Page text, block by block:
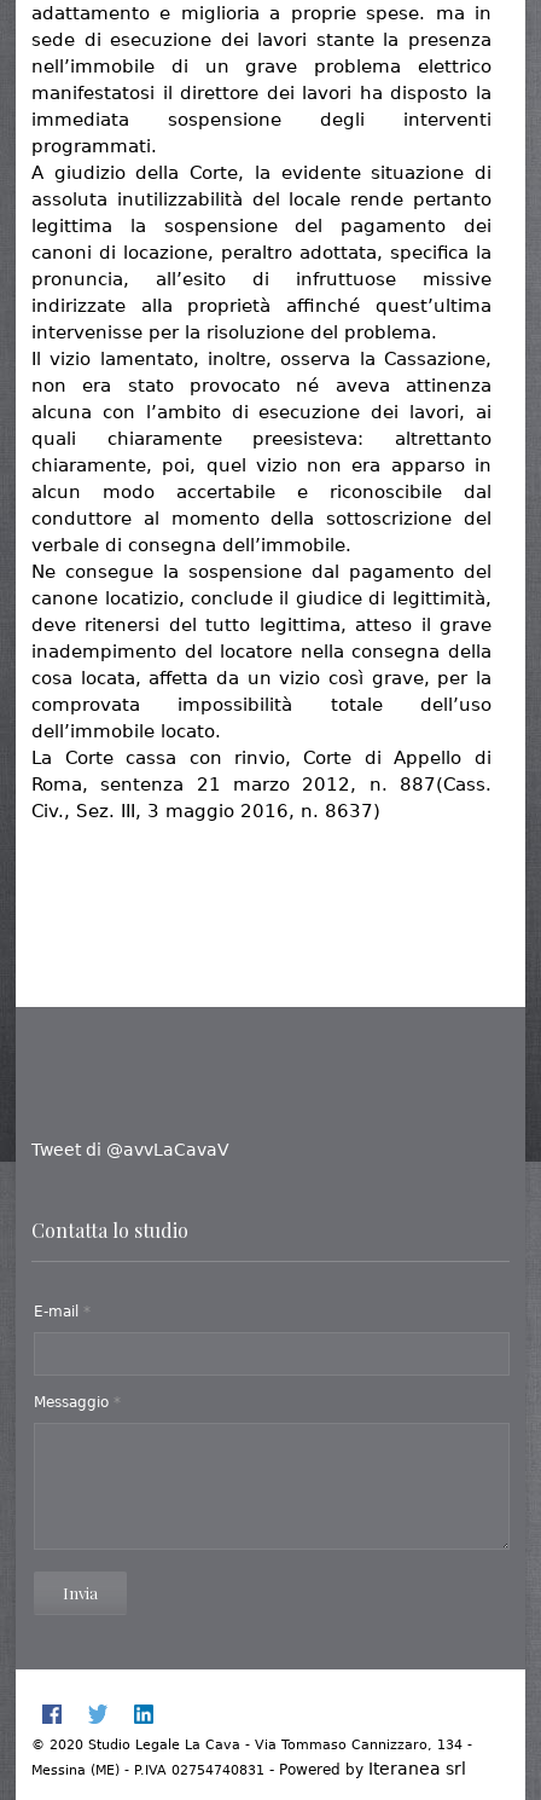
adattamento e miglioria a proprie spese. ma in
sede di esecuzione dei lavori stante la presenza
nell’immobile di un grave problema elettrico
manifestatosi il direttore dei lavori ha disposto la
immediata sospensione degli interventi
programmati.
A giudizio della Corte, la evidente situazione di
assoluta inutilizzabilità del locale rende pertanto
legittima la sospensione del pagamento dei
canoni di locazione, peraltro adottata, specifica la
pronuncia, all’esito di infruttuose missive
indirizzate alla proprietà affinché quest’ultima
intervenisse per la risoluzione del problema.
Il vizio lamentato, inoltre, osserva la Cassazione,
non era stato provocato né aveva attinenza
alcuna con l’ambito di esecuzione dei lavori, ai
quali chiaramente preesisteva: altrettanto
chiaramente, poi, quel vizio non era apparso in
alcun modo accertabile e riconoscibile dal
conduttore al momento della sottoscrizione del
verbale di consegna dell’immobile.
Ne consegue la sospensione dal pagamento del
canone locatizio, conclude il giudice di legittimità,
deve ritenersi del tutto legittima, atteso il grave
inadempimento del locatore nella consegna della
cosa locata, affetta da un vizio così grave, per la
comprovata impossibilità totale dell’uso
dell’immobile locato.
La Corte cassa con rinvio, Corte di Appello di
Roma, sentenza 21 marzo 2012, n. 887(Cass.
Civ., Sez. III, 3 maggio 2016, n. 8637)
Tweet di @avvLaCavaV
Contatta lo studio
E-mail *
Messaggio *
Invia
© 2020 Studio Legale La Cava - Via Tommaso Cannizzaro, 134 -
Messina (ME) - P.IVA 02754740831 - Powered by Iteranea srl